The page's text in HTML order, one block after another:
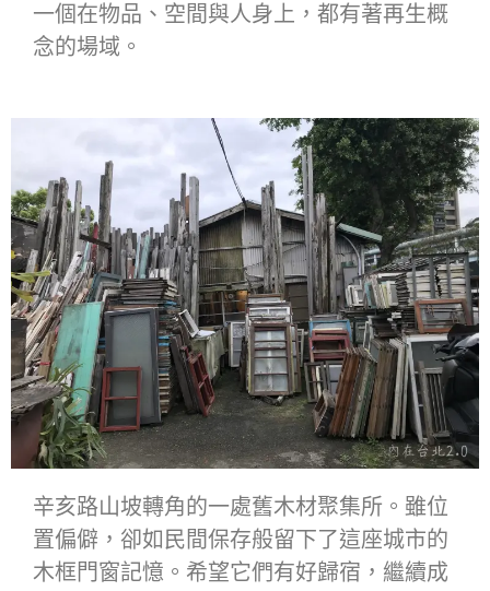
一個在物品、空間與人身上，都有著再生概
念的場域。
辛亥路山坡轉角的一處舊木材聚集所。雖位
置偏僻，卻如民間保存般留下了這座城市的
木框門窗記憶。希望它們有好歸宿，繼續成